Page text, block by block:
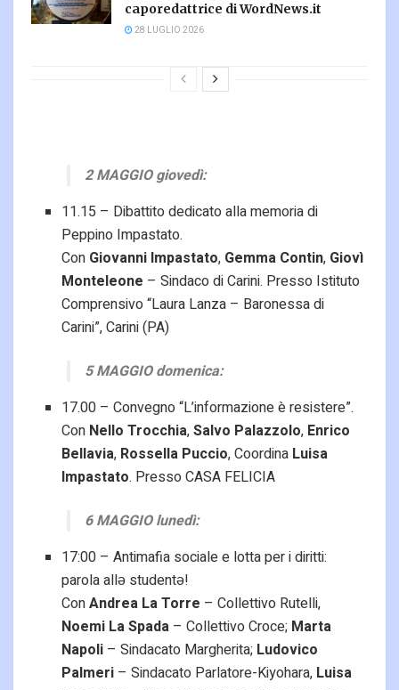
caporedattrice di WordNews.it
28 LUGLIO 2026
2 MAGGIO giovedì:
11.15 – Dibattito dedicato alla memoria di
Peppino Impastato.
Con Giovanni Impastato, Gemma Contin, Giovì
Monteleone – Sindaco di Carini. Presso Istituto
Comprensivo “Laura Lanza – Baronessa di
Carini”, Carini (PA)
5 MAGGIO domenica:
17.00 – Convegno “L’informazione è resistere”.
Con Nello Trocchia,Salvo Palazzolo, Enrico
Bellavia, Rossella Puccio, Coordina Luisa
Impastato. Presso CASA FELICIA
6 MAGGIO lunedì:
17:00 – Antimafia sociale e lotta per i diritti:
parola allə studentə!
ConAndrea La Torre – Collettivo Rutelli,
Noemi La Spada – Collettivo Croce; Marta
Napoli – Sindacato Margherita; Ludovico
Palmeri – Sindacato Parlatore-Kiyohara, Luisa